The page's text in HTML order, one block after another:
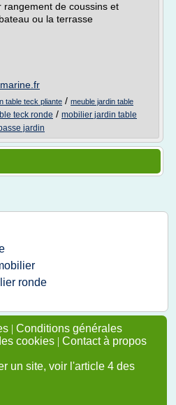
rangement de coussins et
ou la terrasse
table teck pliante / meuble jardin table
teck ronde / mobilier jardin table
jardin
ronde
| Conditions générales
cookies | Contact à propos
un site, voir l'article 4 des